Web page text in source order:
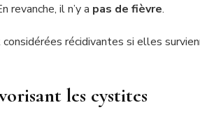
revanche, il n’y a pas de fièvre.
récidivantes si elles
les cystites